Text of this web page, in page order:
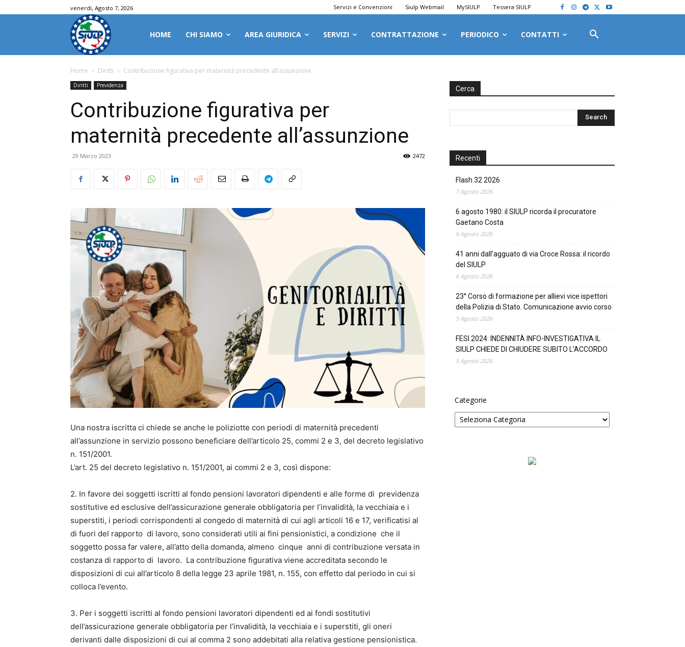
venerdì, Agosto 7, 2026 Servizi e Convenzioni Siulp Webmail MySIULP Tessera SIULP
HOME CHI SIAMO AREA GIURIDICA SERVIZI CONTRATTAZIONE PERIODICO CONTATTI
Home Diritti Contribuzione figurativa per maternità precedente all’assunzione
Diritti Previdenza
Contribuzione figurativa per
maternità precedente all’assunzione
29 Marzo 2023 2472
Una nostra iscritta ci chiede se anche le poliziotte con periodi di maternità precedenti
all’assunzione in servizio possono beneficiare dell’articolo 25, commi 2 e 3, del decreto legislativo
n. 151/2001.
L’art. 25 del decreto legislativo n. 151/2001, ai commi 2 e 3, così dispone:
2. In favore dei soggetti iscritti al fondo pensioni lavoratori dipendenti e alle forme di previdenza
sostitutive ed esclusive dell’assicurazione generale obbligatoria per l’invalidità, la vecchiaia e i
superstiti, i periodi corrispondenti al congedo di maternità di cui agli articoli 16 e 17, verificatisi al
di fuori del rapporto di lavoro, sono considerati utili ai fini pensionistici, a condizione che il
soggetto possa far valere, all’atto della domanda, almeno cinque anni di contribuzione versata in
costanza di rapporto di lavoro. La contribuzione figurativa viene accreditata secondo le
disposizioni di cui all’articolo 8 della legge 23 aprile 1981, n. 155, con effetto dal periodo in cui si
colloca l’evento.
3. Per i soggetti iscritti al fondo pensioni lavoratori dipendenti ed ai fondi sostitutivi
dell’assicurazione generale obbligatoria per l’invalidità, la vecchiaia e i superstiti, gli oneri
derivanti dalle disposizioni di cui al comma 2 sono addebitati alla relativa gestione pensionistica.
Cerca
Recenti
Flash 32 2026
7 Agosto 2026
6 agosto 1980: il SIULP ricorda il procuratore
Gaetano Costa
6 Agosto 2026
41 anni dall’agguato di via Croce Rossa: il ricordo
del SIULP
6 Agosto 2026
23° Corso di formazione per allievi vice ispettori
della Polizia di Stato. Comunicazione avvio corso
5 Agosto 2026
FESI 2024: INDENNITÀ INFO-INVESTIGATIVA IL
SIULP CHIEDE DI CHIUDERE SUBITO L’ACCORDO
5 Agosto 2026
Categorie